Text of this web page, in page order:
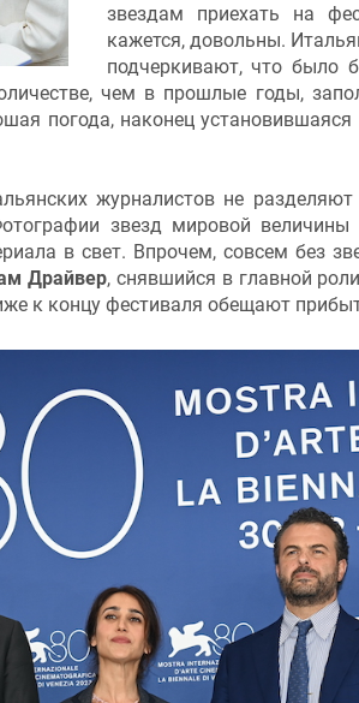
звездам приехать на
кажется, довольны.
подчеркивают, что было
чем в прошлые годы,
погода, наконец
журналистов не
звезд мировой
в свет. Впрочем, совсем без
Драйвер, снявшийся в главной
к концу фестиваля обещают